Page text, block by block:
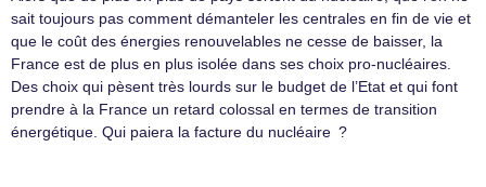
sait toujours pas comment démanteler les centrales en fin de vie et
que le coût des énergies renouvelables ne cesse de baisser, la
France est de plus en plus isolée dans ses choix pro-nucléaires.
Des choix qui pèsent très lourds sur le budget de l’Etat et qui font
prendre à la France un retard colossal en termes de transition
énergétique. Qui paiera la facture du nucléaire ?